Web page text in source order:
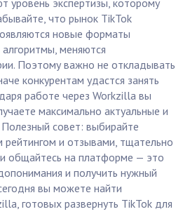
уровень экспертизы, которому
что рынок TikTok
новые форматы
меняются
Поэтому важно не откладывать
конкурентам удастся занять
работе через Workzilla вы
максимально актуальные и
совет: выбирайте
рейтингом и отзывами, тщательно
общайтесь на платформе — это
и получить нужный
вы можете найти
готовых развернуть TikTok для